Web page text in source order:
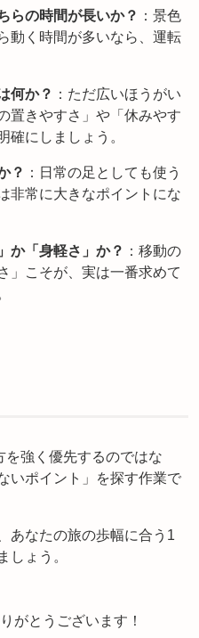
らの時間が長いか？ ：景色
動く時間が多いなら、運転
何か？ ：ただ広いほうがい
置きやすさ」や「休みやす
確にしましょう。
？ ：日常の足としても使う
非常に大きなポイントにな
か「身軽さ」か？ ：移動の
」こそが、実は一番求めて
を強く優先するのではな
いポイント」を探す作業で
あなたの旅の歩幅に合う1
しょう。
がとうございます！